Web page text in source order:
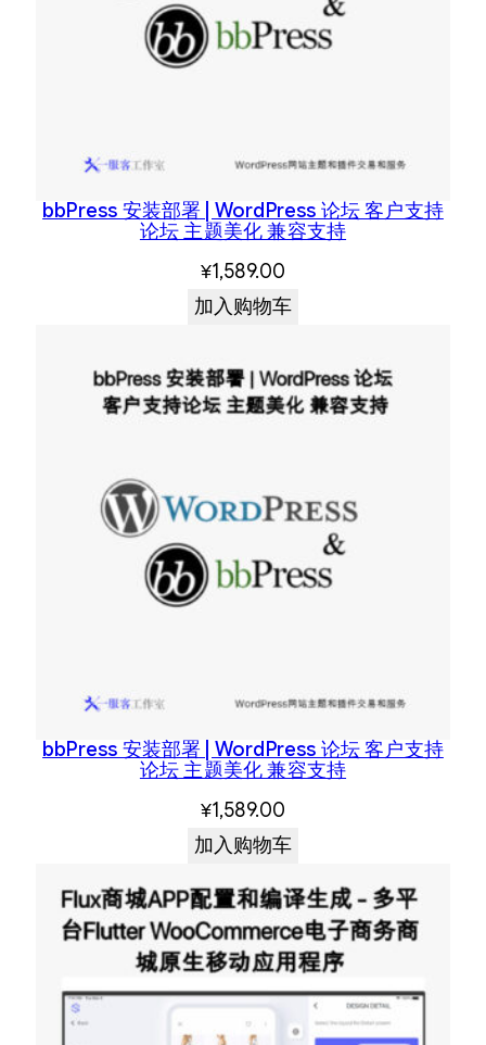
bbPress 安装部署 | WordPress 论坛 客户支持
论坛 主题美化 兼容支持
¥1,589.00
加入购物车
bbPress 安装部署 | WordPress 论坛 客户支持
论坛 主题美化 兼容支持
¥1,589.00
加入购物车